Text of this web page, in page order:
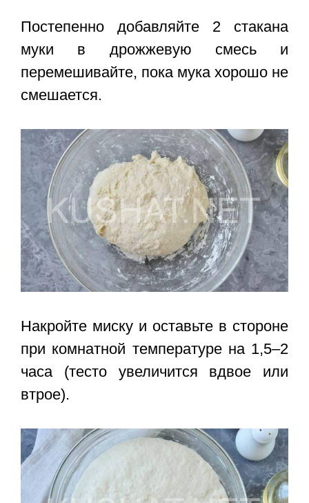
Постепенно добавляйте 2 стакана
муки в дрожжевую смесь и
перемешивайте, пока мука хорошо не
смешается.
Накройте миску и оставьте в стороне
при комнатной температуре на 1,5–2
часа (тесто увеличится вдвое или
втрое).